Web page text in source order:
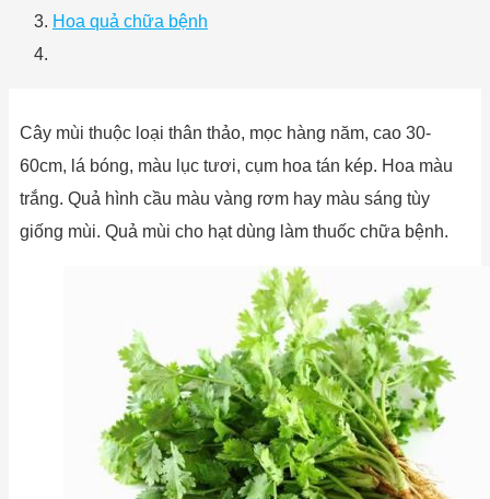
Hoa quả chữa bệnh
Cây mùi thuộc loại thân thảo, mọc hàng năm, cao 30-
60cm, lá bóng, màu lục tươi, cụm hoa tán kép. Hoa màu
trắng. Quả hình cầu màu vàng rơm hay màu sáng tùy
giống mùi. Quả mùi cho hạt dùng làm thuốc chữa bệnh.